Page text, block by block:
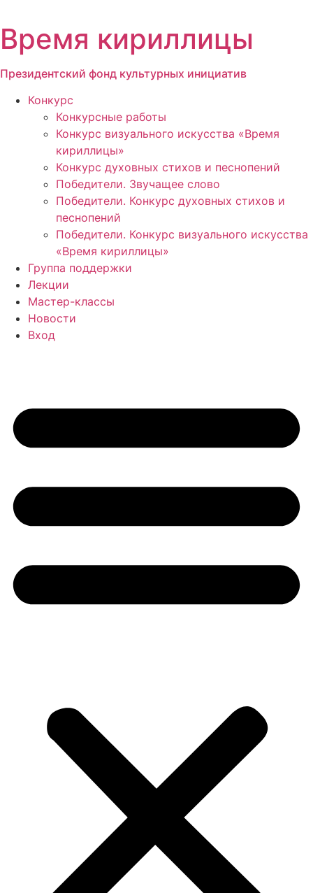
содержимому
Время кириллицы
Президентский фонд культурных инициатив
Конкурс
Конкурсные работы
Конкурс визуального искусства «Время
кириллицы»
Конкурс духовных стихов и песнопений
Победители. Звучащее слово
Победители. Конкурс духовных стихов и
песнопений
Победители. Конкурс визуального искусства
«Время кириллицы»
Группа поддержки
Лекции
Мастер-классы
Новости
Вход